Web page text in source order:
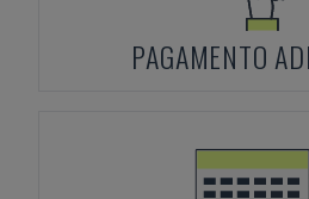
PAGAMENTO